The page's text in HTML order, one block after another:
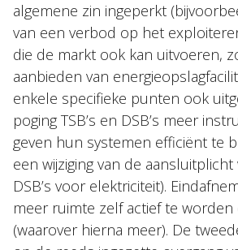
algemene zin ingeperkt
van een verbod op het
die de markt ook kan uitvoeren,
aanbieden van
enkele specifieke punten ook
poging TSB’s en DSB’s meer
geven hun systemen efficiënt te
een wijziging van de aansluitplicht
DSB’s voor elektriciteit).
meer ruimte zelf actief te
(waarover hierna meer). De